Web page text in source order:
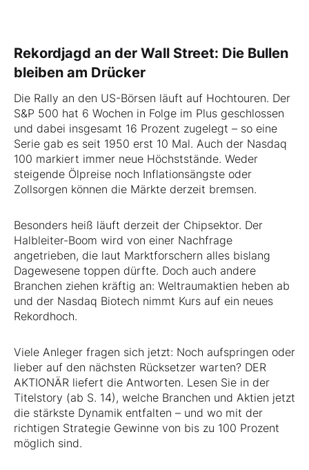
Rekordjagd an der Wall Street: Die Bullen
bleiben am Drücker
Die Rally an den US-Börsen läuft auf Hochtouren. Der
S&P 500 hat 6 Wochen in Folge im Plus geschlossen
und dabei insgesamt 16 Prozent zugelegt – so eine
Serie gab es seit 1950 erst 10 Mal. Auch der Nasdaq
100 markiert immer neue Höchststände. Weder
steigende Ölpreise noch Inflationsängste oder
Zollsorgen können die Märkte derzeit bremsen.
Besonders heiß läuft derzeit der Chipsektor. Der
Halbleiter-Boom wird von einer Nachfrage
angetrieben, die laut Marktforschern alles bislang
Dagewesene toppen dürfte. Doch auch andere
Branchen ziehen kräftig an: Weltraumaktien heben ab
und der Nasdaq Biotech nimmt Kurs auf ein neues
Rekordhoch.
Viele Anleger fragen sich jetzt: Noch aufspringen oder
lieber auf den nächsten Rücksetzer warten? DER
AKTIONÄR liefert die Antworten. Lesen Sie in der
Titelstory (ab S. 14), welche Branchen und Aktien jetzt
die stärkste Dynamik entfalten – und wo mit der
richtigen Strategie Gewinne von bis zu 100 Prozent
möglich sind.